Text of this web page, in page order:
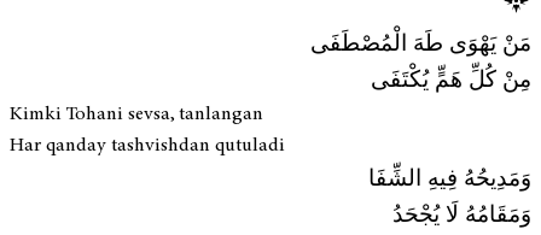
مَنْ يَهْوَى طَهَ الْمُصْطَفَى
مِنْ كُلِّ هَمٍّ يُكْتَفَى
Kimki Tohani sevsa, tanlangan
Har qanday tashvishdan qutuladi
وَمَدِيحُهُ فِيهِ الشِّفَا
وَمَقَامُهُ لَا يُجْحَدُ